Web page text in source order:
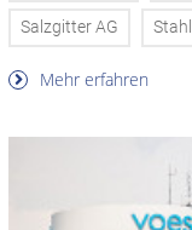
Salzgitter AG Stahl
Mehr erfahren